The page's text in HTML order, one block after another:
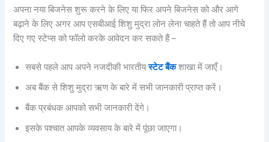
अपना नया बिजनेस शुरू करने के लिए या फिर अपने बिजनेस को और आगे
बढ़ाने के लिए अगर आप एसबीआई शिशु मुद्रा लोन लेना चाहते हैं तो आप नीचे
दिए गए स्टेप्स को फॉलो करके आवेदन कर सकते हैं –
सबसे पहले आप अपने नजदीकी भारतीयस्टेट बैंकशाखा में जाएँ।
अब बैंक से शिशु मुद्रा ऋण के बारे में सभी जानकारी प्राप्त करें।
बैंक प्रबंधक आपको सभी जानकारी देंगे।
इसके पश्चात आपके व्यवसाय के बारे में पूंछा जाएगा।